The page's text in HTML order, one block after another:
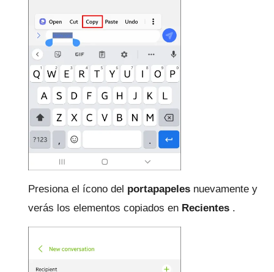
Presiona el ícono del portapapeles nuevamente y
verás los elementos copiados en Recientes .